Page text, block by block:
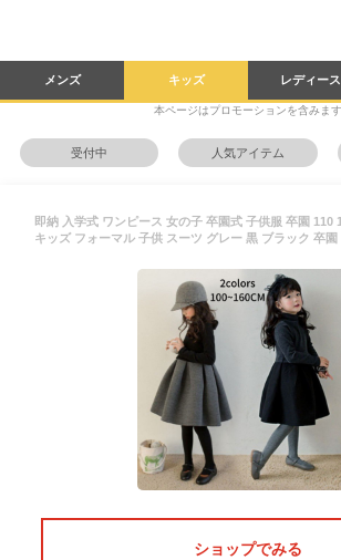
メンズ キッズ レディース
本ページはプロモーションを含みます
受付中 人気アイテム
即納 入学式 ワンピース 女の子 卒園式 子供服 卒園 110
キッズ フォーマル 子供 スーツ グレー 黒 ブラック 卒園
ショップでみる